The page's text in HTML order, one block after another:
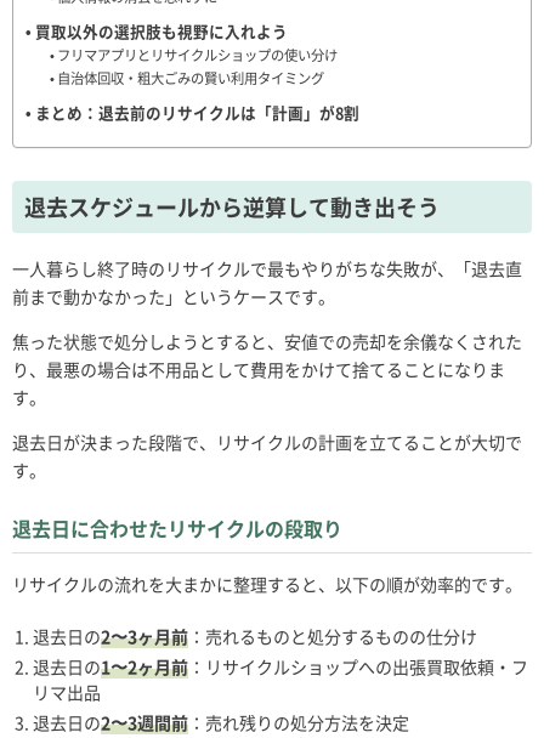
買取以外の選択肢も視野に入れよう
フリマアプリとリサイクルショップの使い分け
自治体回収・粗大ごみの賢い利用タイミング
まとめ：退去前のリサイクルは「計画」が8割
退去スケジュールから逆算して動き出そう
一人暮らし終了時のリサイクルで最もやりがちな失敗が、「退去直
前まで動かなかった」というケースです。
焦った状態で処分しようとすると、安値での売却を余儀なくされた
り、最悪の場合は不用品として費用をかけて捨てることになりま
す。
退去日が決まった段階で、リサイクルの計画を立てることが大切で
す。
退去日に合わせたリサイクルの段取り
リサイクルの流れを大まかに整理すると、以下の順が効率的です。
退去日の2〜3ヶ月前：売れるものと処分するものの仕分け
退去日の1〜2ヶ月前：リサイクルショップへの出張買取依頼・フ
リマ出品
退去日の2〜3週間前：売れ残りの処分方法を決定